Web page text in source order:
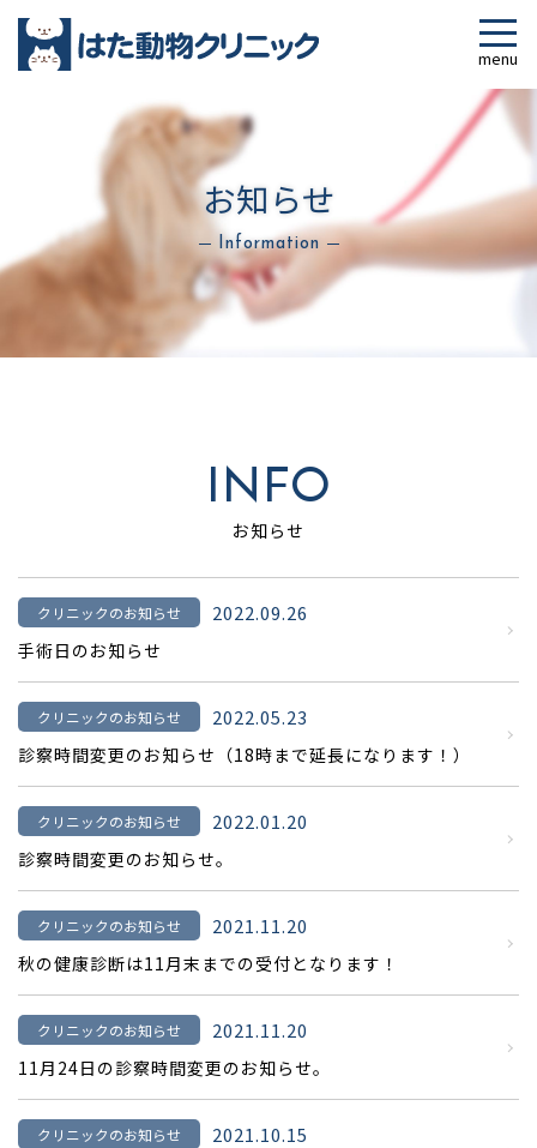
お知らせ
Information
INFO
お知らせ
クリニックのお知らせ 2022.09.26
手術日のお知らせ
クリニックのお知らせ 2022.05.23
診察時間変更のお知らせ（18時まで延長になります！）
クリニックのお知らせ 2022.01.20
診察時間変更のお知らせ。
クリニックのお知らせ 2021.11.20
秋の健康診断は11月末までの受付となります！
クリニックのお知らせ 2021.11.20
11月24日の診察時間変更のお知らせ。
クリニックのお知らせ 2021.10.15